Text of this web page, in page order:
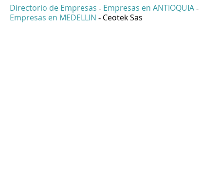
Directorio de Empresas - Empresas en ANTIOQUIA -
Empresas en MEDELLIN - Ceotek Sas